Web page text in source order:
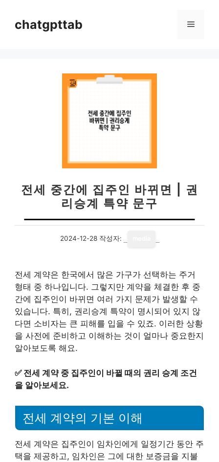
chatgpttab 메
전세 중간에 집주인 바뀌면 | 권
리승계 특약 문구
2024-12-28 작성자:
전세 계약은 한국에서 많은 가구가 선택하는 주거
형태 중 하나입니다. 그렇지만 계약을 체결한 후 중
간에 집주인이 바뀌면 여러 가지 문제가 발생할 수
있습니다. 특히, 권리승계 특약이 명시되어 있지 않
다면 소비자는 큰 피해를 입을 수 있죠. 이러한 상황
을 사전에 준비하고 이해하는 것이 얼마나 중요한지
알아보도록 해요.
✅ 전세 계약 중 집주인이 바뀔 때의 권리 승계 조건
을 알아보세요.
전세 계약의 기본 이해
전세 계약은 집주인이 임차인에게 일정기간 동안 주
택을 제공하고, 임차인은 그에 대한 보증금을 지불